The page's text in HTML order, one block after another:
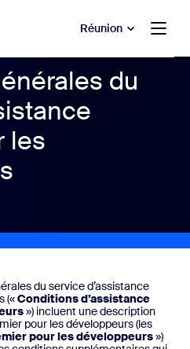
Réunion
du
les
du service d’assistance
(«Conditions d’assistance
») incluent une description
pour les développeurs (les
pour les développeurs»)